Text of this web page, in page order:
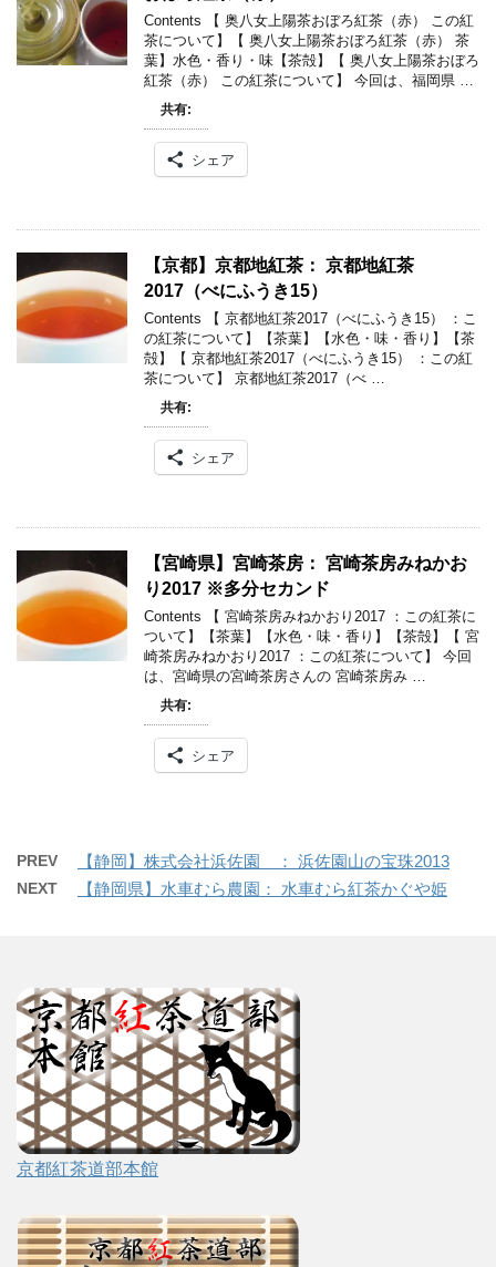
Contents 【 奥八女上陽茶おぼろ紅茶（赤） この紅
茶について】【 奥八女上陽茶おぼろ紅茶（赤） 茶
葉】水色・香り・味【茶殻】【 奥八女上陽茶おぼろ
紅茶（赤） この紅茶について】 今回は、福岡県 …
共有:
シェア
【京都】京都地紅茶： 京都地紅茶
2017（べにふうき15）
Contents 【 京都地紅茶2017（べにふうき15） ：こ
の紅茶について】【茶葉】【水色・味・香り】【茶
殻】【 京都地紅茶2017（べにふうき15） ：この紅
茶について】 京都地紅茶2017（べ …
共有:
シェア
【宮崎県】宮崎茶房： 宮崎茶房みねかお
り2017 ※多分セカンド
Contents 【 宮崎茶房みねかおり2017 ：この紅茶に
ついて】【茶葉】【水色・味・香り】【茶殻】【 宮
崎茶房みねかおり2017 ：この紅茶について】 今回
は、宮崎県の宮崎茶房さんの 宮崎茶房み …
共有:
シェア
PREV 【静岡】株式会社浜佐園 ： 浜佐園山の宝珠2013
NEXT 【静岡県】水車むら農園： 水車むら紅茶かぐや姫
京都紅茶道部本館